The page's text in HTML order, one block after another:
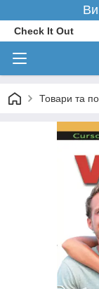
Check It Out
Товари та